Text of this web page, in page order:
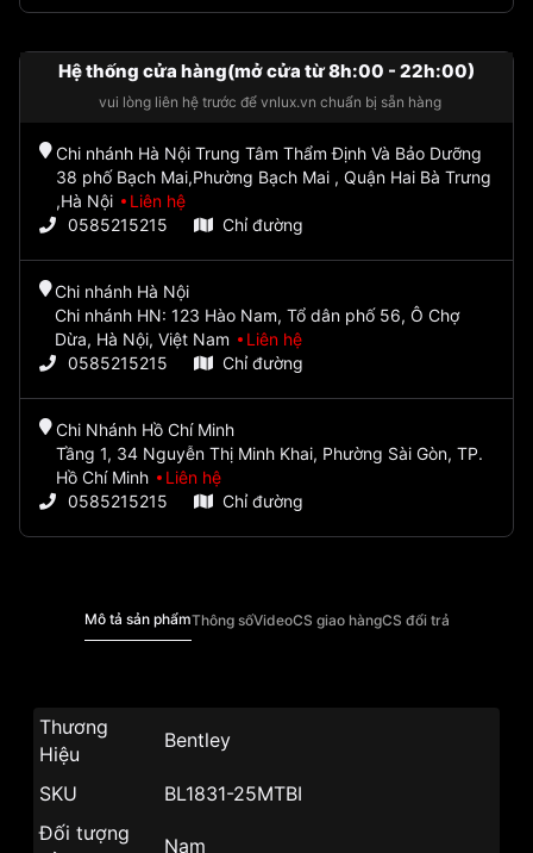
Hệ thống cửa hàng(mở cửa từ 8h:00 - 22h:00)
vui lòng liên hệ trước để vnlux.vn chuẩn bị sẵn hàng
Chi nhánh Hà Nội Trung Tâm Thẩm Định Và Bảo Dưỡng
38 phố Bạch Mai,Phường Bạch Mai , Quận Hai Bà Trưng
,Hà Nội
Liên hệ
0585215215
Chỉ đường
Chi nhánh Hà Nội
Chi nhánh HN: 123 Hào Nam, Tổ dân phố 56, Ô Chợ
Dừa, Hà Nội, Việt Nam
Liên hệ
0585215215
Chỉ đường
Chi Nhánh Hồ Chí Minh
Tầng 1, 34 Nguyễn Thị Minh Khai, Phường Sài Gòn, TP.
Hồ Chí Minh
Liên hệ
0585215215
Chỉ đường
Mô tả sản phẩmThông sốVideoCS giao hàngCS đổi trả
Thương
Hiệu
Bentley
SKU
BL1831-25MTBI
Đối tượng
Nam